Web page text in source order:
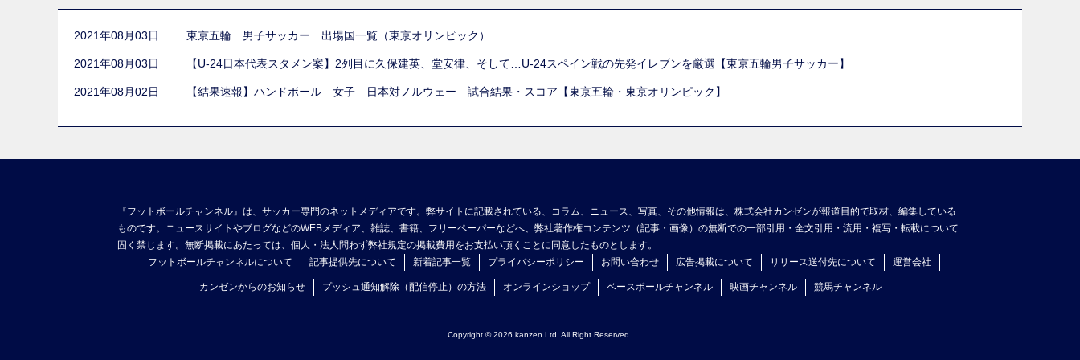
2021年08月03日 東京五輪 男子サッカー 出場国一覧（東京オリンピック）
2021年08月03日 【U-24日本代表スタメン案】2列目に久保建英、堂安律、そして…U-24スペイン戦の先発イレブンを厳選【東京五輪男子サッカー】
2021年08月02日 【結果速報】ハンドボール 女子 日本対ノルウェー 試合結果・スコア【東京五輪・東京オリンピック】
『フットボールチャンネル』は、サッカー専門のネットメディアです。弊サイトに記載されている、コラム、ニュース、写真、その他情報は、株式会社カンゼンが報道目的で取材、編集している
ものです。ニュースサイトやブログなどのWEBメディア、雑誌、書籍、フリーペーパーなどへ、弊社著作権コンテンツ（記事・画像）の無断での一部引用・全文引用・流用・複写・転載について
固く禁じます。無断掲載にあたっては、個人・法人問わず弊社規定の掲載費用をお支払い頂くことに同意したものとします。
フットボールチャンネルについて
記事提供先について 新着記事一覧 プライバシーポリシー お問い合わせ 広告掲載について リリース送付先について 運営会社
カンゼンからのお知らせ プッシュ通知解除（配信停止）の方法 オンラインショップ ベースボールチャンネル 映画チャンネル 競馬チャンネル
Copyright © 2026 kanzen Ltd. All Right Reserved.